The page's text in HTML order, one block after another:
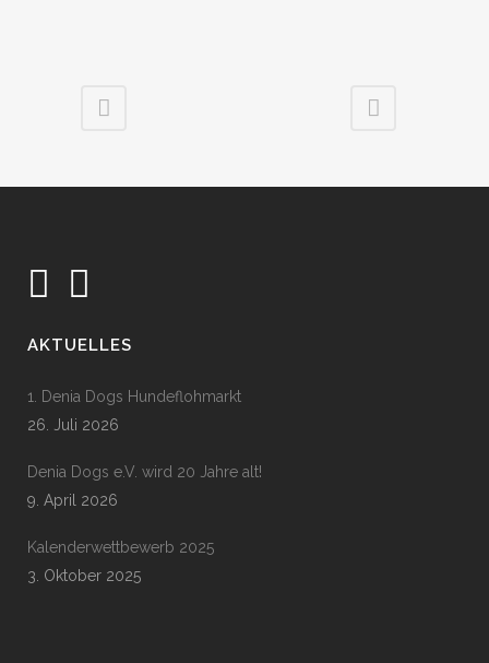
AKTUELLES
1. Denia Dogs Hundeflohmarkt
26. Juli 2026
Denia Dogs e.V. wird 20 Jahre alt!
9. April 2026
Kalenderwettbewerb 2025
3. Oktober 2025